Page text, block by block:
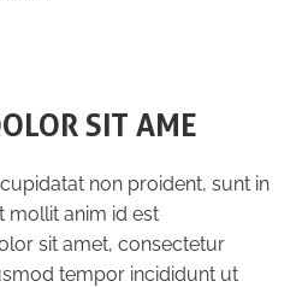
SIT AME
non proident, sunt in
mollit anim id est
sit amet, consectetur
tempor incididunt ut